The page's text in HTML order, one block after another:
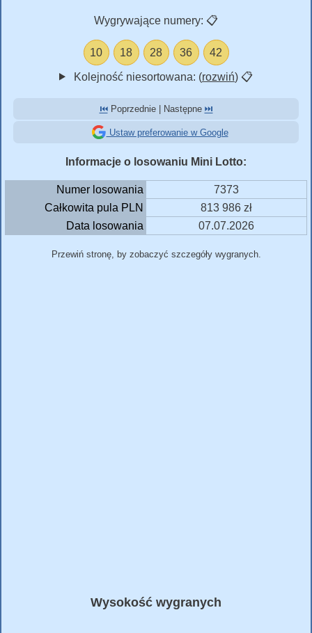
Wygrywające numery: 📋
10 18 28 36 42
Kolejność niesortowana: (rozwiń) 📋
⏮️Poprzednie | Następne ⏭️
Ustaw preferowanie w Google
Informacje o losowaniu Mini Lotto:
Numer losowania
7373
Całkowita pula PLN
813 986 zł
Data losowania
07.07.2026
Przewiń stronę, by zobaczyć szczegóły wygranych.
Wysokość wygranych